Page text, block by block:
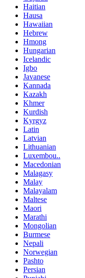
Haitian
Hausa
Hawaiian
Hebrew
Hmong
Hungarian
Icelandic
Igbo
Javanese
Kannada
Kazakh
Khmer
Kurdish
Kyrgyz
Latin
Latvian
Lithuanian
Luxembou..
Macedonian
Malagasy
Malay
Malayalam
Maltese
Maori
Marathi
Mongolian
Burmese
Nepali
Norwegian
Pashto
Persian